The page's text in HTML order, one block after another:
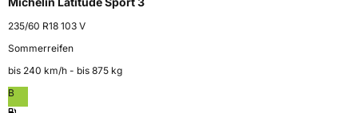
235/60 R18 103 V
Sommerreifen
bis 240 km⁠/⁠h - bis 875 kg
B